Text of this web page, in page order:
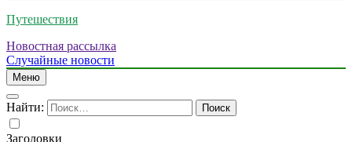
Путешествия
Новостная рассылка
Случайные новости
Меню
Найти:
Заголовки